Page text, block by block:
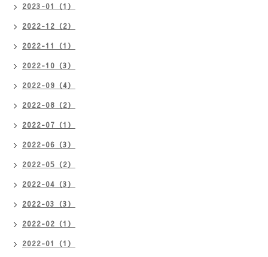
2023-01（1）
2022-12（2）
2022-11（1）
2022-10（3）
2022-09（4）
2022-08（2）
2022-07（1）
2022-06（3）
2022-05（2）
2022-04（3）
2022-03（3）
2022-02（1）
2022-01（1）